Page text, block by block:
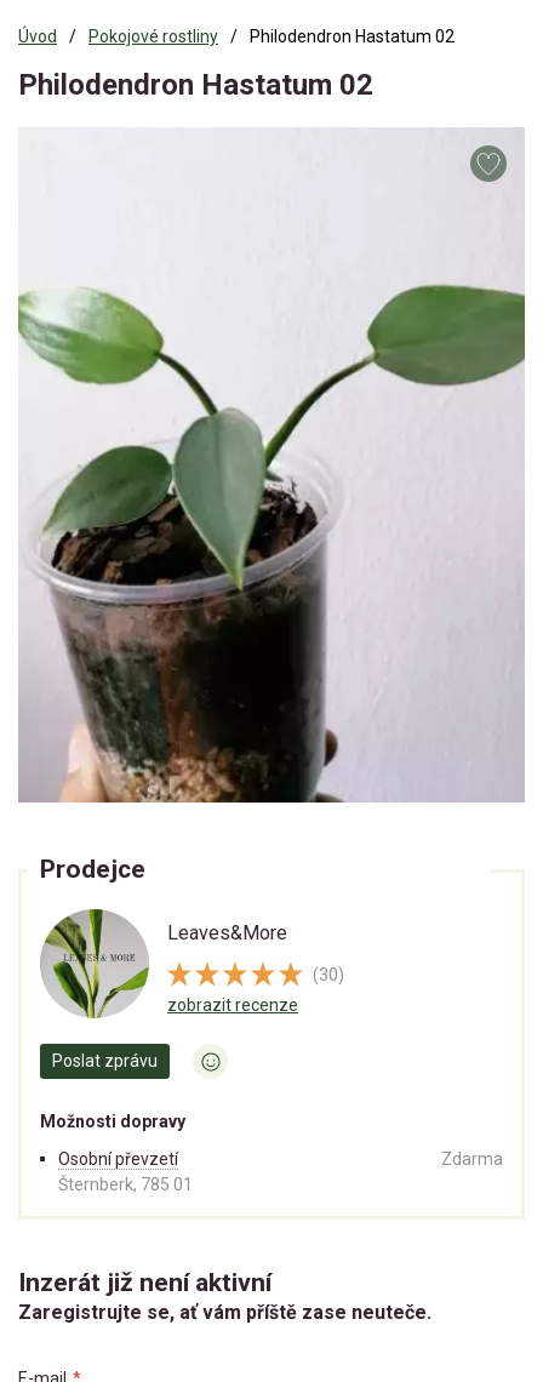
Úvod Pokojové rostliny Philodendron Hastatum 02
Philodendron Hastatum 02
Prodejce
Leaves&More
(30)
zobrazit recenze
Poslat zprávu
Možnosti dopravy
Osobní převzetí
Šternberk, 785 01
Zdarma
Inzerát již není aktivní
Zaregistrujte se, ať vám příště zase neuteče.